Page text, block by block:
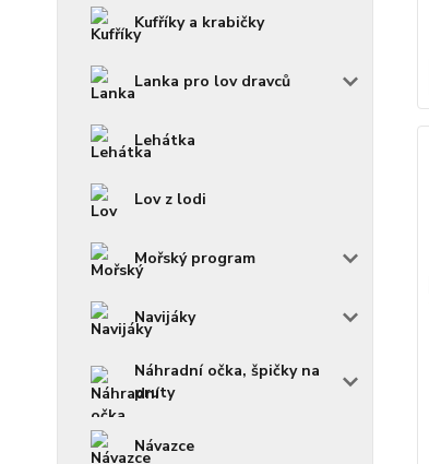
Kufříky a krabičky
Lanka pro lov dravců
Lehátka
Lov z lodi
Mořský program
Navijáky
Náhradní očka, špičky na
pruty
Návazce